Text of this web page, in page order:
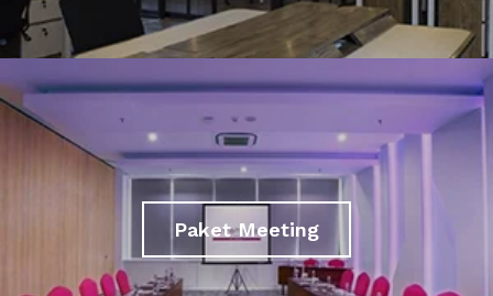
Paket Meeting